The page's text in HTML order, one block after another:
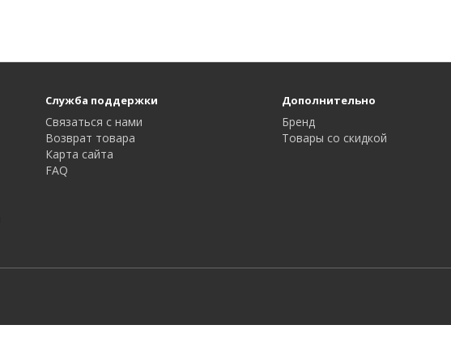
Служба поддержки
Связаться с нами
Возврат товара
Карта сайта
FAQ
Дополнительно
Бренд
Товары со скидкой